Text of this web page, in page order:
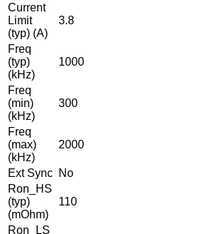
Current
Limit
(typ) (A)
3.8
Freq
(typ)
(kHz)
1000
Freq
(min)
(kHz)
300
Freq
(max)
(kHz)
2000
Ext Sync No
Ron_HS
(typ)
(mOhm)
110
Ron_LS